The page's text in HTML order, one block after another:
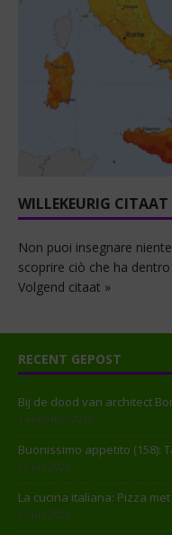
WILLEKEURIG CITAAT
Non puoi insegnare
scoprire ciò che ha
Volgend citaat »
RECENT GEPOST
Bij de dood van architect
1 augustus 2026
Buonissimo appetito (158):
31 juli 2026
La cucina italiana: Pizza
31 juli 2026